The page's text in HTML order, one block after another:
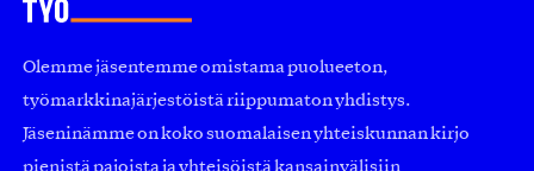
Olemme jäsentemme omistama puolueeton,
työmarkkinajärjestöistä riippumaton yhdistys.
Jäseninämme on koko suomalaisen yhteiskunnan kirjo
pienistä pajoista ja yhteisöistä kansainvälisiin